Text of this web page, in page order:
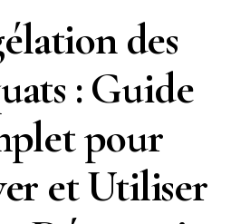
des
: Guide
pour
et Utiliser